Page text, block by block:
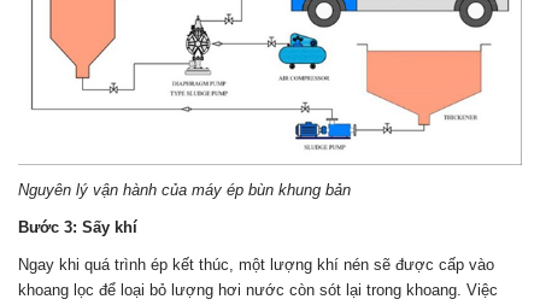
Nguyên lý vận hành của máy ép bùn khung bản
Bước 3: Sấy khí
Ngay khi quá trình ép kết thúc, một lượng khí nén sẽ được cấp vào
khoang lọc để loại bỏ lượng hơi nước còn sót lại trong khoang. Việc